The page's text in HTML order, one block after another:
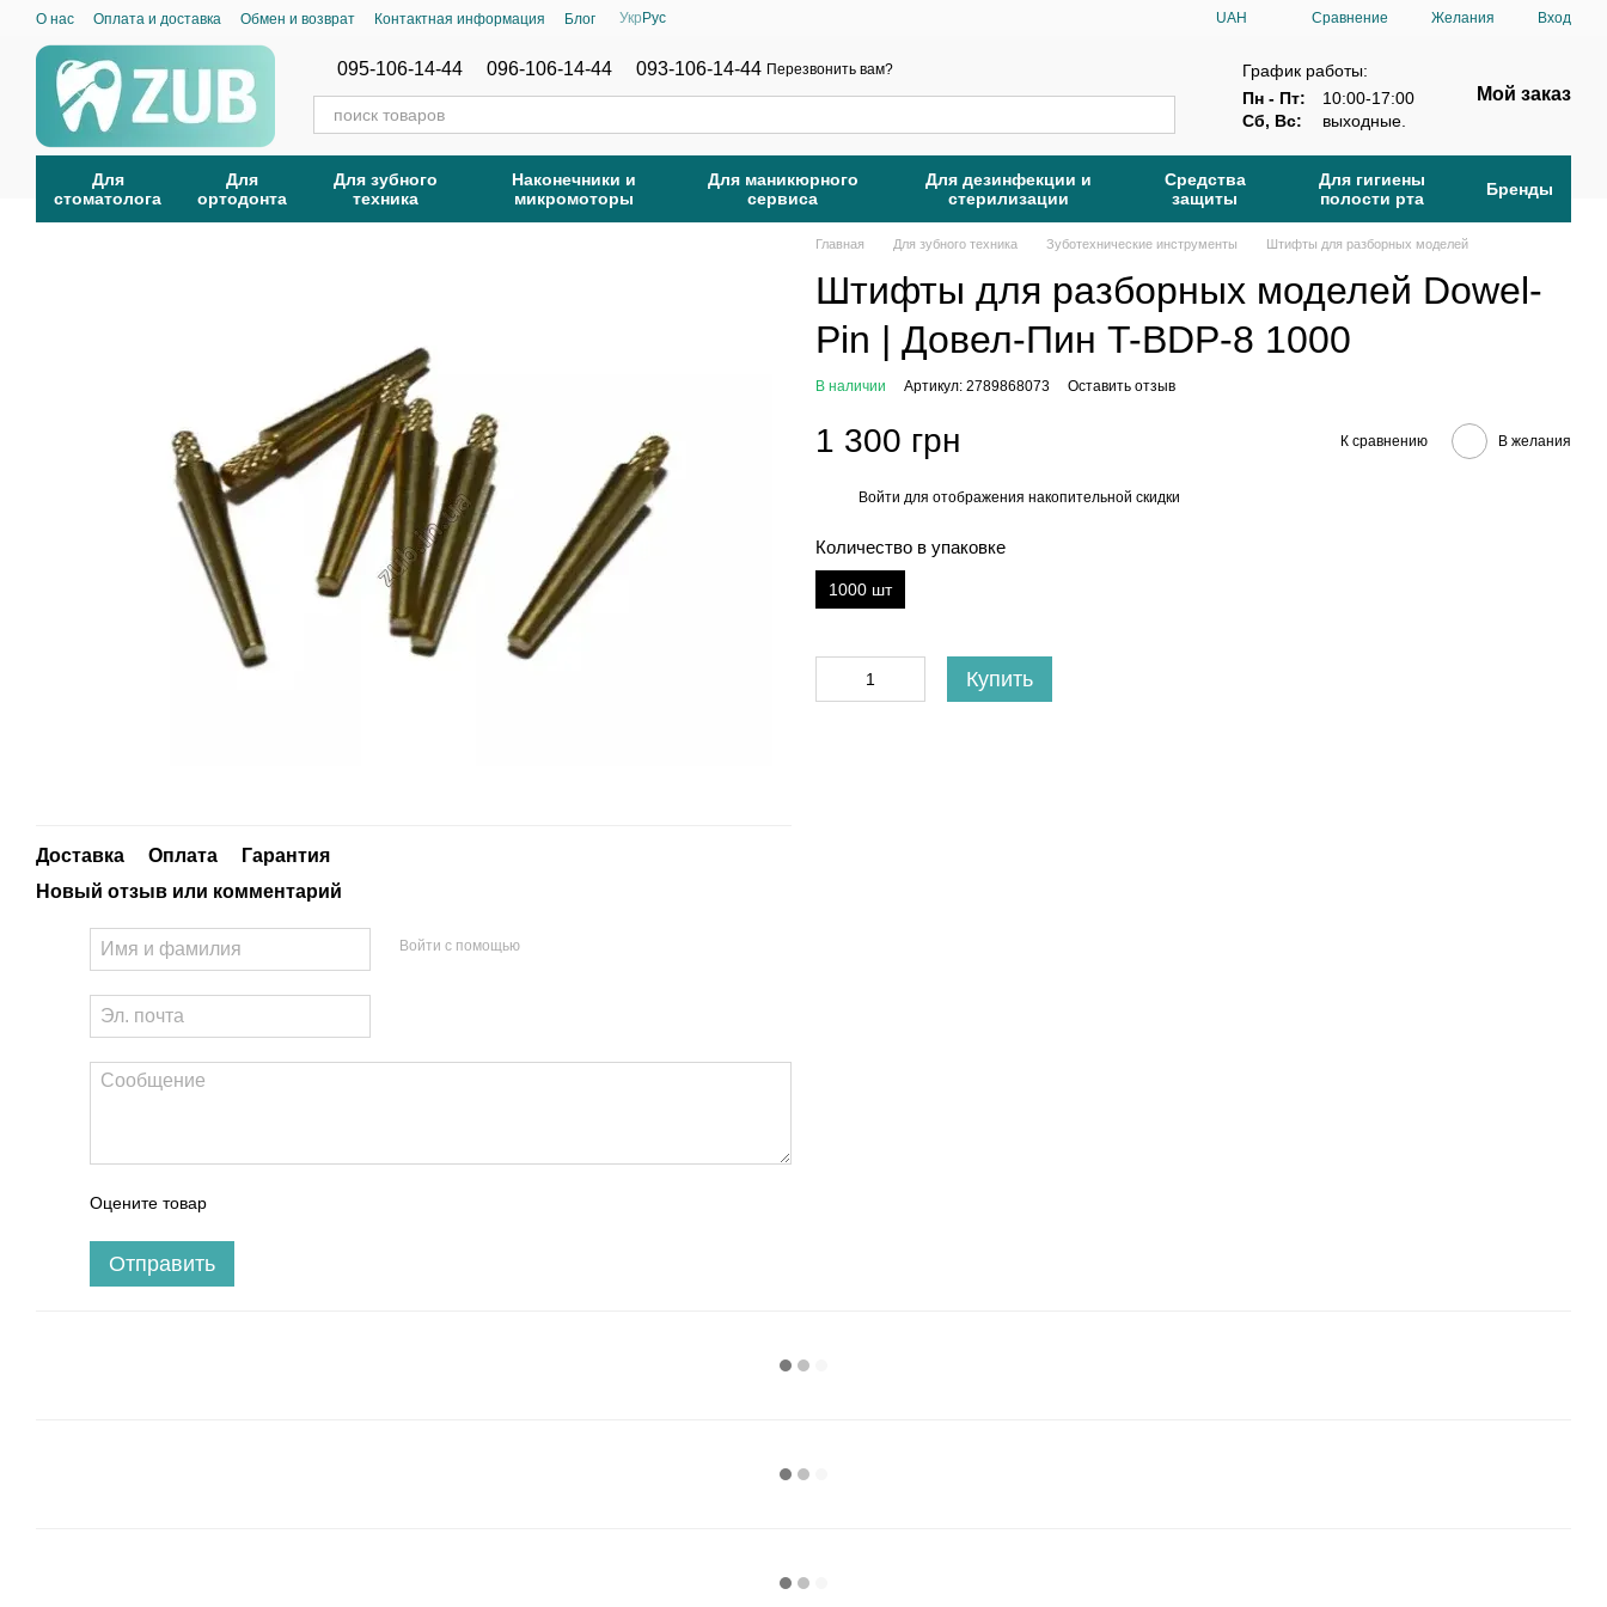
Перейти к основному контенту
О нас Оплата и доставка Обмен и возврат Контактная информация Блог Укр Рус UAH Сравнение Желания Вход
095-106-14-44 096-106-14-44 093-106-14-44 Перезвонить вам?
График работы:
Пн - Пт:
10:00-17:00
Сб, Вс:
выходные.
Мой заказ
Для
стоматолога
Для
ортодонта
Для зубного
техника
Наконечники и
микромоторы
Для маникюрного
сервиса
Для дезинфекции и
стерилизации
Средства
защиты
Для гигиены
полости рта
Бренды
Доставка Оплата
Гарантия
Новый отзыв или комментарий
Войти с помощью
Оцените товар
Отправить
Главная Для зубного техника Зуботехнические инструменты Штифты для разборных моделей
Штифты для разборных моделей Dowel-
Pin | Довел-Пин T-BDP-8 1000
В наличии Артикул: 2789868073 Оставить отзыв
1 300 грн К сравнению В желания
Войти для отображения накопительной скидки
Количество в упаковке
1000 шт
Купить